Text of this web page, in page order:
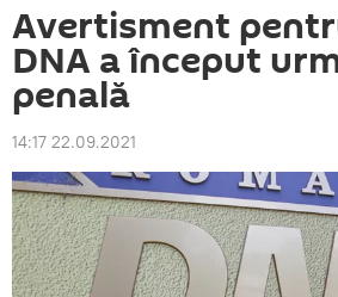
Avertisment
DNA a început
penală
14:17 22.09.2021